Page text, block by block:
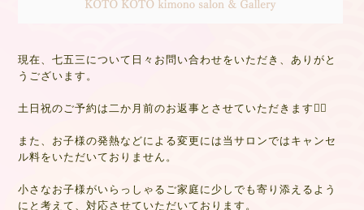
現在、七五三について日々お問い合わせをいただき、ありがと
うございます。
土日祝のご予約は二か月前のお返事とさせていただきます🙇‍♂️
また、お子様の発熱などによる変更には当サロンではキャンセ
ル料をいただいておりません。
小さなお子様がいらっしゃるご家庭に少しでも寄り添えるよう
にと考えて、対応させていただいております。